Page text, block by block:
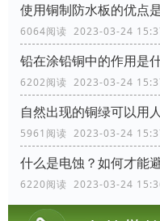
使用铜制防水板的优点
6064阅读 2023-03-24
铅在涂铅铜中的作用是
6202阅读 2023-03-24
自然出现的铜绿可以用
5961阅读 2023-03-24
什么是电蚀？如何才能
6220阅读 2023-03-24